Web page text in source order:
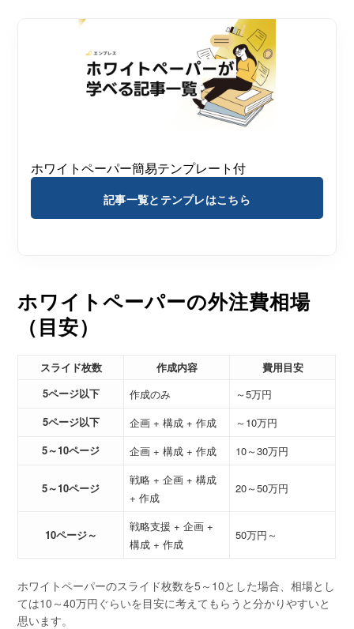
ホワイトペーパー簡易テンプレート付
記事一覧とテンプレはこちら
ホワイトペーパーの外注費相場
（目安）
スライド枚数 作成内容
費用目安
5ページ以下
作成のみ
～5万円
5ページ以下
企画 + 構成 + 作成
～10万円
5～10ページ
企画 + 構成 + 作成 10～30万円
5～10ページ
戦略 + 企画 + 構成
+ 作成
20～50万円
10ページ～
戦略支援 + 企画 +
構成 + 作成
50万円～
ホワイトペーパーのスライド枚数を5～10とした場合、相場とし
ては10～40万円ぐらいを目安に考えてもらうと分かりやすいと
思います。